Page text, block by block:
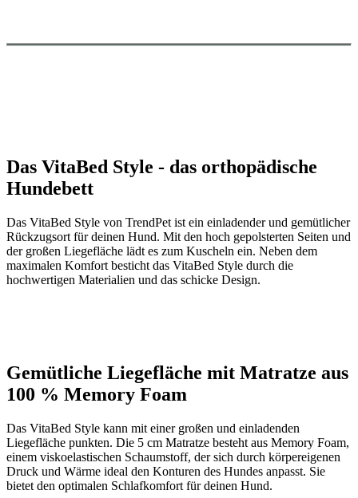
Das VitaBed Style - das orthopädische
Hundebett
Das VitaBed Style von TrendPet ist ein einladender und gemütlicher
Rückzugsort für deinen Hund. Mit den hoch gepolsterten Seiten und
der großen Liegefläche lädt es zum Kuscheln ein. Neben dem
maximalen Komfort besticht das VitaBed Style durch die
hochwertigen Materialien und das schicke Design.
Gemütliche Liegefläche mit Matratze aus
100 % Memory Foam
Das VitaBed Style kann mit einer großen und einladenden
Liegefläche punkten. Die 5 cm Matratze besteht aus Memory Foam,
einem viskoelastischen Schaumstoff, der sich durch körpereigenen
Druck und Wärme ideal den Konturen des Hundes anpasst. Sie
bietet den optimalen Schlafkomfort für deinen Hund.